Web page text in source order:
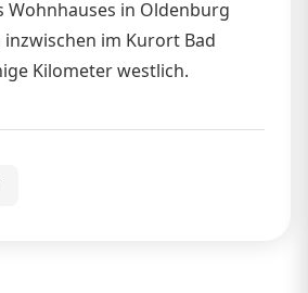
Wohnhauses in Oldenburg
im Kurort Bad
Kilometer westlich.